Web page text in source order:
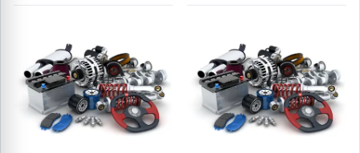
LES0313 | OEM 0R2186